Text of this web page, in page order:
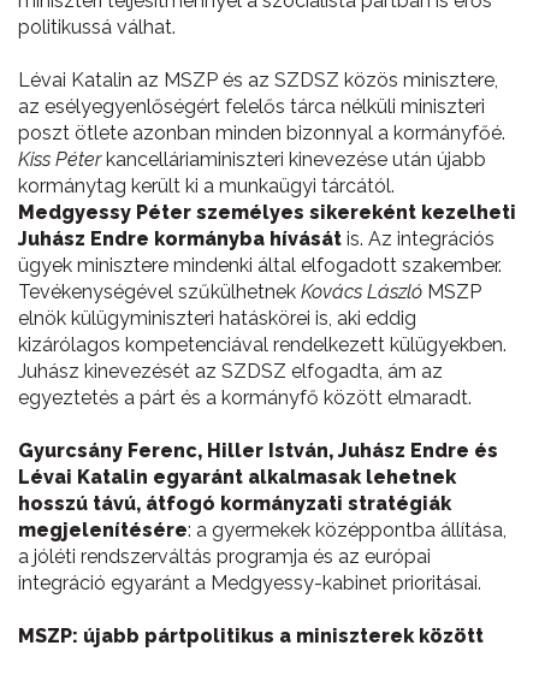
politikussá válhat.
Lévai Katalin az MSZP és az SZDSZ közös minisztere,
az esélyegyenlőségért felelős tárca nélküli miniszteri
poszt ötlete azonban minden bizonnyal a kormányfőé.
Kiss Péterkancelláriaminiszteri kinevezése után újabb
kormánytag került ki a munkaügyi tárcától.
Medgyessy Péter személyes sikereként kezelheti
Juhász Endre kormányba hívását is. Az integrációs
ügyek minisztere mindenki által elfogadott szakember.
Tevékenységével szűkülhetnek Kovács László MSZP
elnök külügyminiszteri hatáskörei is, aki eddig
kizárólagos kompetenciával rendelkezett külügyekben.
Juhász kinevezését az SZDSZ elfogadta, ám az
egyeztetés a párt és a kormányfő között elmaradt.
Gyurcsány Ferenc, Hiller István, Juhász Endre és
Lévai Katalin egyaránt alkalmasak lehetnek
hosszú távú, átfogó kormányzati stratégiák
megjelenítésére: a gyermekek középpontba állítása,
a jóléti rendszerváltás programja és az európai
integráció egyaránt a Medgyessy-kabinet prioritásai.
MSZP: újabb pártpolitikus a miniszterek között